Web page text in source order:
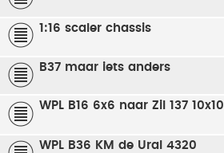
1:16 scaler chassis
B37 maar iets anders
WPL B16 6x6 naar Zil 137 10x10
WPL B36 KM de Ural 4320